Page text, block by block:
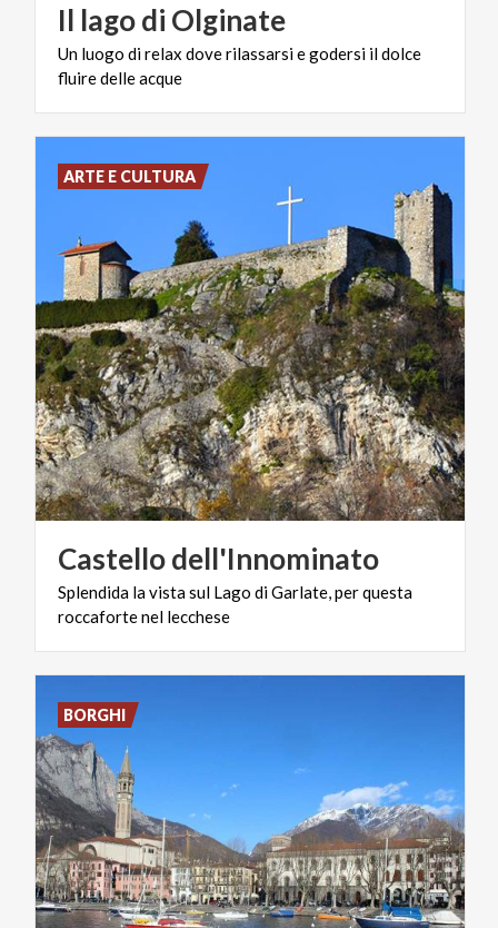
Il lagodi Olginate
Un luogo direlax doverilassarsiegodersi ildolce
fluiredelleacque
Castellodell'Innominato
Splendida lavistasul Lago diGarlate,perquesta
roccafortenel lecchese
ARTE E CULTURA
BORGHI